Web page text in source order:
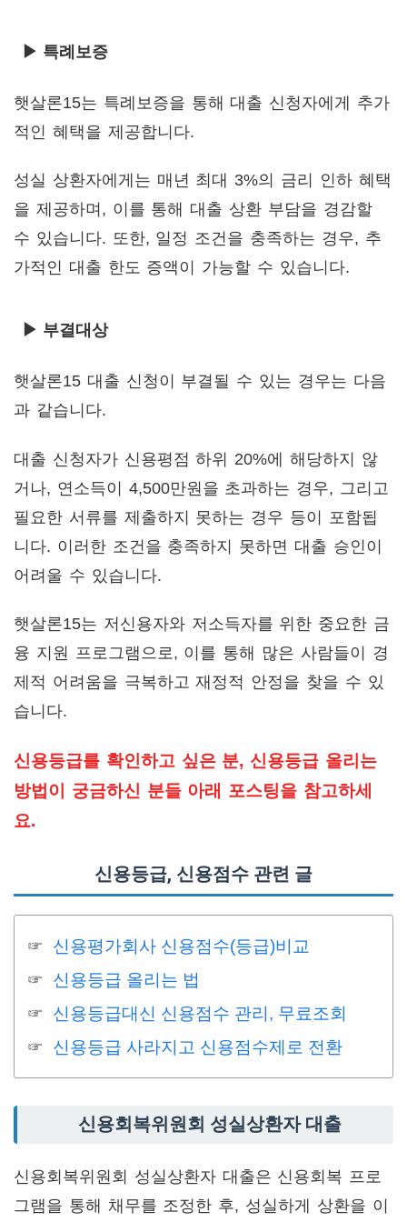
▶ 특례보증
햇살론15는 특례보증을 통해 대출 신청자에게 추가
적인 혜택을 제공합니다.
성실 상환자에게는 매년 최대 3%의 금리 인하 혜택
을 제공하며, 이를 통해 대출 상환 부담을 경감할
수 있습니다. 또한, 일정 조건을 충족하는 경우, 추
가적인 대출 한도 증액이 가능할 수 있습니다.
▶ 부결대상
햇살론15 대출 신청이 부결될 수 있는 경우는 다음
과 같습니다.
대출 신청자가 신용평점 하위 20%에 해당하지 않
거나, 연소득이 4,500만원을 초과하는 경우, 그리고
필요한 서류를 제출하지 못하는 경우 등이 포함됩
니다. 이러한 조건을 충족하지 못하면 대출 승인이
어려울 수 있습니다.
햇살론15는 저신용자와 저소득자를 위한 중요한 금
융 지원 프로그램으로, 이를 통해 많은 사람들이 경
제적 어려움을 극복하고 재정적 안정을 찾을 수 있
습니다.
신용등급를 확인하고 싶은 분, 신용등급 올리는
방법이 궁금하신 분들 아래 포스팅을 참고하세
요.
신용등급, 신용점수 관련 글
신용평가회사 신용점수(등급)비교
신용등급 올리는 법
신용등급대신 신용점수 관리, 무료조회
신용등급 사라지고 신용점수제로 전환
신용회복위원회 성실상환자 대출
신용회복위원회 성실상환자 대출은 신용회복 프로
그램을 통해 채무를 조정한 후, 성실하게 상환을 이